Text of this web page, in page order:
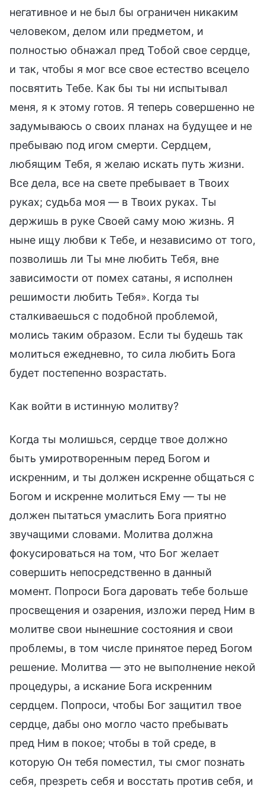
негативное и не был бы ограничен никаким
человеком, делом или предметом, и
полностью обнажал пред Тобой свое сердце,
и так, чтобы я мог все свое естество всецело
посвятить Тебе. Как бы ты ни испытывал
меня, я к этому готов. Я теперь совершенно не
задумываюсь о своих планах на будущее и не
пребываю под игом смерти. Сердцем,
любящим Тебя, я желаю искать путь жизни.
Все дела, все на свете пребывает в Твоих
руках; судьба моя — в Твоих руках. Ты
держишь в руке Своей саму мою жизнь. Я
ныне ищу любви к Тебе, и независимо от того,
позволишь ли Ты мне любить Тебя, вне
зависимости от помех сатаны, я исполнен
решимости любить Тебя». Когда ты
сталкиваешься с подобной проблемой,
молись таким образом. Если ты будешь так
молиться ежедневно, то сила любить Бога
будет постепенно возрастать.
Как войти в истинную молитву?
Когда ты молишься, сердце твое должно
быть умиротворенным перед Богом и
искренним, и ты должен искренне общаться с
Богом и искренне молиться Ему — ты не
должен пытаться умаслить Бога приятно
звучащими словами. Молитва должна
фокусироваться на том, что Бог желает
совершить непосредственно в данный
момент. Попроси Бога даровать тебе больше
просвещения и озарения, изложи перед Ним в
молитве свои нынешние состояния и свои
проблемы, в том числе принятое перед Богом
решение. Молитва — это не выполнение некой
процедуры, а искание Бога искренним
сердцем. Попроси, чтобы Бог защитил твое
сердце, дабы оно могло часто пребывать
пред Ним в покое; чтобы в той среде, в
которую Он тебя поместил, ты смог познать
себя, презреть себя и восстать против себя, и